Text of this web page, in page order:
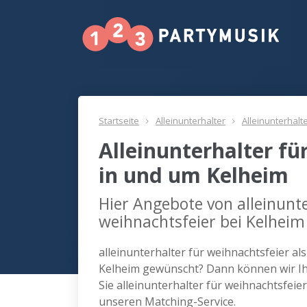
Startseite Alleinunterhalter
Alleinunterhalter
in und um Kelheim
Hier Angebote von
weihnachtsfeier bei
alleinunterhalter für weihnachtsfeier
Kelheim gewünscht? Dann können wir
Sie alleinunterhalter für
unseren Matching-Service.